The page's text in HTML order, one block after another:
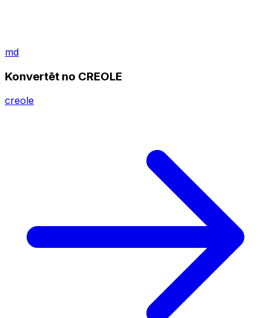
md
Konvertēt no CREOLE
creole